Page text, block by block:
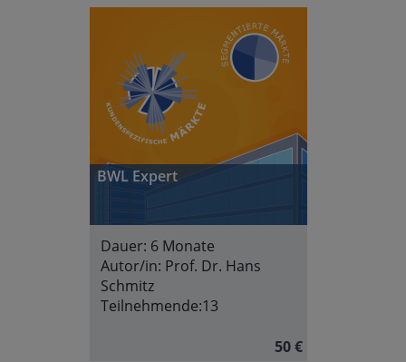
BWL Expert
Dauer: 6 Monate
Autor/in: Prof. Dr. Hans
Schmitz
Teilnehmende:13
50 €